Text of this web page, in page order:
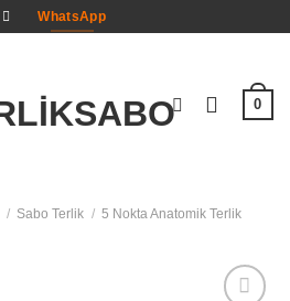
WhatsApp
0
/ Sabo Terlik / 5 Nokta Anatomik Terlik